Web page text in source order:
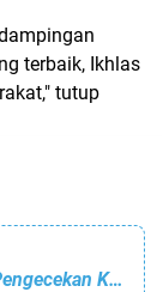
terbaik, Ikhlas
tutup
Personel Kodim 0103/Aut Laksanakan Pengecekan Kesehatan Mata